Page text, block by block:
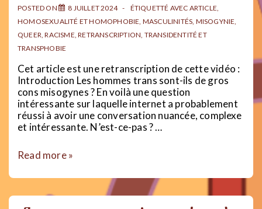
antipsychiatrie
POSTED ON 8 JUILLET 2024 ÉTIQUETTÉ AVEC ARTICLE,
HOMOSEXUALITÉ ET HOMOPHOBIE, MASCULINITÉS, MISOGYNIE,
QUEER,RACISME,RETRANSCRIPTION, TRANSIDENTITÉ ET
TRANSPHOBIE
Cet article est une retranscription de cette vidéo :
Introduction Les hommes trans sont-ils de gros
cons misogynes ? En voilà une question
intéressante sur laquelle internet a probablement
réussi à avoir une conversation nuancée, complexe
et intéressante. N’est-ce-pas ? …
TRANS
ARE
Read more »